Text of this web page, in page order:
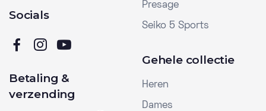
Socials
Betaling &
verzending
Presage
Seiko 5 Sports
Gehele collectie
Heren
Dames